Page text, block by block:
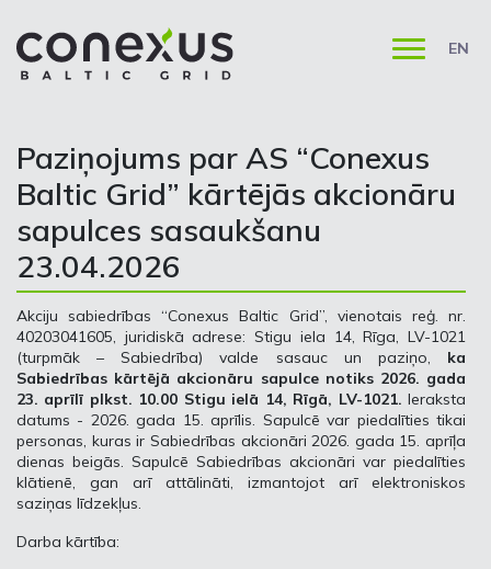
EN
Paziņojums par AS “Conexus
Baltic Grid” kārtējās akcionāru
sapulces sasaukšanu
23.04.2026
Akciju sabiedrības “Conexus Baltic Grid”, vienotais reģ. nr.
40203041605, juridiskā adrese: Stigu iela 14, Rīga, LV-1021
(turpmāk – Sabiedrība) valde sasauc un paziņo, ka
Sabiedrības kārtējā akcionāru sapulce notiks 2026. gada
23. aprīlī plkst. 10.00 Stigu ielā 14, Rīgā, LV-1021. Ieraksta
datums - 2026. gada 15. aprīlis. Sapulcē var piedalīties tikai
personas, kuras ir Sabiedrības akcionāri 2026. gada 15. aprīļa
dienas beigās. Sapulcē Sabiedrības akcionāri var piedalīties
klātienē, gan arī attālināti, izmantojot arī elektroniskos
saziņas līdzekļus.
Darba kārtība: